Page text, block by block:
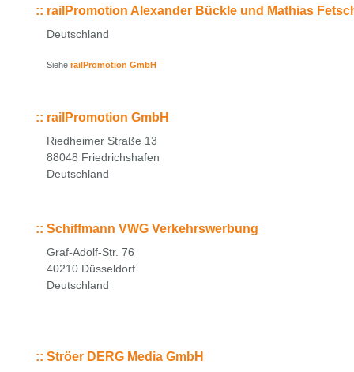
:: railPromotion Alexander Bückle und Mathias
Deutschland
Siehe railPromotion GmbH
:: railPromotion GmbH
Riedheimer Straße 13
88048 Friedrichshafen
Deutschland
:: Schiffmann VWG Verkehrswerbung
Graf-Adolf-Str. 76
40210 Düsseldorf
Deutschland
:: Ströer DERG Media GmbH